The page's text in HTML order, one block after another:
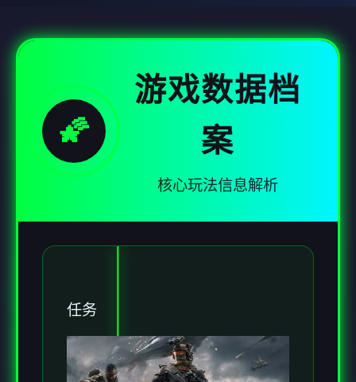
🌠
游戏数据档
案
核心玩法信息解析
任务